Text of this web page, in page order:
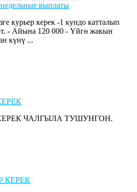
выплаты
курьер керек -1 кундо катталып
- Айына 120 000 - Үйгө жакын
күнү ...
ЧАЛГЫЛА ТУШУНГОН.
КЕРЕК